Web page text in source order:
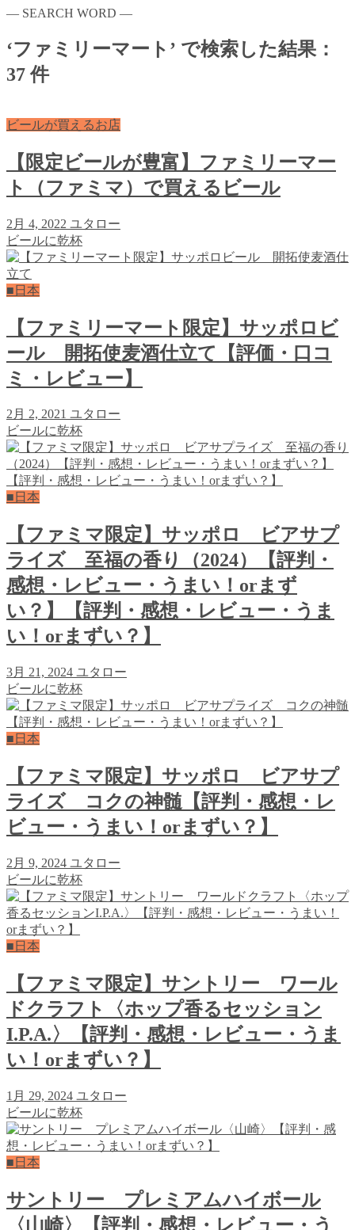
― SEARCH WORD ―
‘ファミリーマート’ で検索した結果：
37 件
ビールが買えるお店
【限定ビールが豊富】ファミリーマー
ト（ファミマ）で買えるビール
2月 4, 2022 ユタロー
ビールに乾杯
■日本
【ファミリーマート限定】サッポロビ
ール 開拓使麦酒仕立て【評価・口コ
ミ・レビュー】
2月 2, 2021 ユタロー
ビールに乾杯
■日本
【ファミマ限定】サッポロ ビアサプ
ライズ 至福の香り（2024）【評判・
感想・レビュー・うまい！orまず
い？】【評判・感想・レビュー・うま
い！orまずい？】
3月 21, 2024 ユタロー
ビールに乾杯
■日本
【ファミマ限定】サッポロ ビアサプ
ライズ コクの神髄【評判・感想・レ
ビュー・うまい！orまずい？】
2月 9, 2024 ユタロー
ビールに乾杯
■日本
【ファミマ限定】サントリー ワール
ドクラフト〈ホップ香るセッション
I.P.A.〉【評判・感想・レビュー・うま
い！orまずい？】
1月 29, 2024 ユタロー
ビールに乾杯
■日本
サントリー プレミアムハイボール
〈山崎〉【評判・感想・レビュー・う